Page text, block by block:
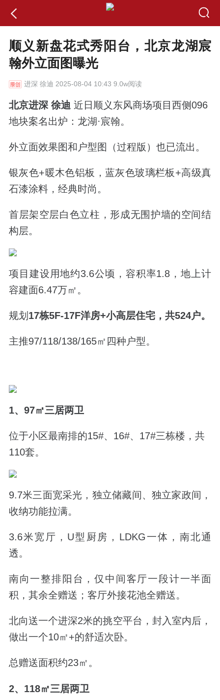
顺义新盘花式秀阳台，北京龙湖宸
翰外立面图曝光
进深 徐迪 2025-08-04 10:43 9.0w阅读
北京进深 徐迪 近日顺 义东风商场项目西侧096
地块案名出炉： 龙湖·宸翰。
外立面效果图和户型图（过程版）也已流出。
银灰色+暖木色铝板，蓝灰色玻璃栏板+高级真
石漆涂料，经典时尚。
首层架空层白色立柱，形成无围护墙的空间结
构层。
项目建设用地约3.6公顷，容积率1.8，地上计
容建面6.47万㎡。
规划 17栋5F-17F洋房+小高层住宅，共524户。
主推97/118/138/165㎡四种户型。
1、97㎡三居两卫
位于小区最南排的15#、16#、17#三栋楼，共
110套。
9.7米三面宽采光，独立储藏间、独立家政间，
收纳功能拉满。
3.6米宽厅，U型厨房，LDKG一体，南北通
透。
南向一整排阳台，仅中间 客厅一段计一半面
积，其余全赠送；客厅外接花池全赠送。
北向送一个进深2米的挑空平台，封入室内后，
做出一个10㎡+的舒适次卧。
总赠送面积约23㎡。
2、118㎡三居两卫